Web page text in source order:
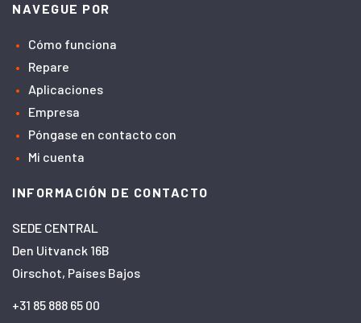
NAVEGUE POR
Cómo funciona
Repare
Aplicaciones
Empresa
Póngase en contacto con
Mi cuenta
INFORMACIÓN DE CONTACTO
SEDE CENTRAL
Den Uitvanck 16B
Oirschot, Países Bajos
+31 85 888 65 00